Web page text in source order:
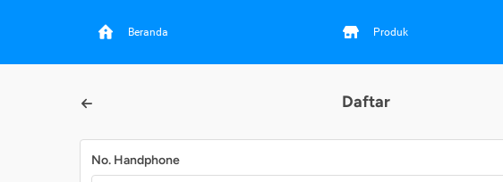
Beranda Produk
Daftar
No. Handphone